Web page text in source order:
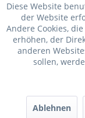
Diese Website
der Website
Andere Cookies,
erhöhen, der
anderen
sollen,
Ablehnen